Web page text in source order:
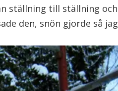
ställning till ställning och
den, snön gjorde så jag